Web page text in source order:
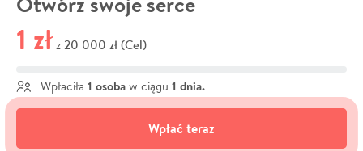
1 zł z 20 000 zł (Cel)
Wpłaciła 1 osoba w ciągu 1 dnia.
Wpłać teraz